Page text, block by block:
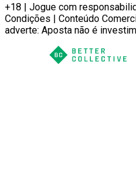
+18 | Jogue com
Condições | Conteúdo
adverte: Aposta não é